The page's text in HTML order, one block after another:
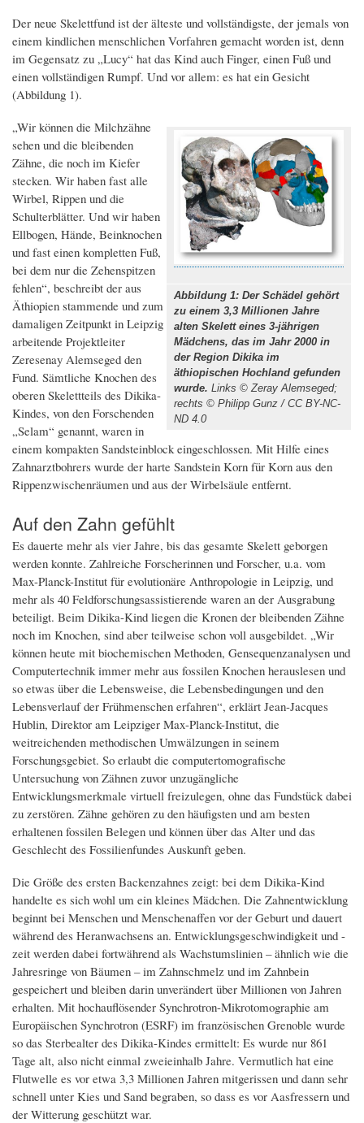
Der neue Skelettfund ist der älteste und vollständigste, der jemals von
einem kindlichen menschlichen Vorfahren gemacht worden ist, denn
im Gegensatz zu „Lucy“ hat das Kind auch Finger, einen Fuß und
einen vollständigen Rumpf. Und vor allem: es hat ein Gesicht
(Abbildung 1).
Abbildung 1: Der Schädel gehört
zu einem 3,3 Millionen Jahre
alten Skelett eines 3-jährigen
Mädchens, das im Jahr 2000 in
der Region Dikika im
äthiopischen Hochland gefunden
wurde. Links © Zeray Alemseged;
rechts © Philipp Gunz / CC BY-NC-
ND 4.0
„Wir können die Milchzähne
sehen und die bleibenden
Zähne, die noch im Kiefer
stecken. Wir haben fast alle
Wirbel, Rippen und die
Schulterblätter. Und wir haben
Ellbogen, Hände, Beinknochen
und fast einen kompletten Fuß,
bei dem nur die Zehenspitzen
fehlen“, beschreibt der aus
Äthiopien stammende und zum
damaligen Zeitpunkt in Leipzig
arbeitende Projektleiter
Zeresenay Alemseged den
Fund. Sämtliche Knochen des
oberen Skelettteils des Dikika-
Kindes, von den Forschenden
„Selam“ genannt, waren in
einem kompakten Sandsteinblock eingeschlossen. Mit Hilfe eines
Zahnarztbohrers wurde der harte Sandstein Korn für Korn aus den
Rippenzwischenräumen und aus der Wirbelsäule entfernt.
Auf den Zahn gefühlt
Es dauerte mehr als vier Jahre, bis das gesamte Skelett geborgen
werden konnte. Zahlreiche Forscherinnen und Forscher, u.a. vom
Max-Planck-Institut für evolutionäre Anthropologie in Leipzig, und
mehr als 40 Feldforschungsassistierende waren an der Ausgrabung
beteiligt. Beim Dikika-Kind liegen die Kronen der bleibenden Zähne
noch im Knochen, sind aber teilweise schon voll ausgebildet. „Wir
können heute mit biochemischen Methoden, Gensequenzanalysen und
Computertechnik immer mehr aus fossilen Knochen herauslesen und
so etwas über die Lebensweise, die Lebensbedingungen und den
Lebensverlauf der Frühmenschen erfahren“, erklärt Jean-Jacques
Hublin, Direktor am Leipziger Max-Planck-Institut, die
weitreichenden methodischen Umwälzungen in seinem
Forschungsgebiet. So erlaubt die computertomografische
Untersuchung von Zähnen zuvor unzugängliche
Entwicklungsmerkmale virtuell freizulegen, ohne das Fundstück dabei
zu zerstören. Zähne gehören zu den häufigsten und am besten
erhaltenen fossilen Belegen und können über das Alter und das
Geschlecht des Fossilienfundes Auskunft geben.
Die Größe des ersten Backenzahnes zeigt: bei dem Dikika-Kind
handelte es sich wohl um ein kleines Mädchen. Die Zahnentwicklung
beginnt bei Menschen und Menschenaffen vor der Geburt und dauert
während des Heranwachsens an. Entwicklungsgeschwindigkeit und -
zeit werden dabei fortwährend als Wachstumslinien – ähnlich wie die
Jahresringe von Bäumen – im Zahnschmelz und im Zahnbein
gespeichert und bleiben darin unverändert über Millionen von Jahren
erhalten. Mit hochauflösender Synchrotron-Mikrotomographie am
Europäischen Synchrotron (ESRF) im französischen Grenoble wurde
so das Sterbealter des Dikika-Kindes ermittelt: Es wurde nur 861
Tage alt, also nicht einmal zweieinhalb Jahre. Vermutlich hat eine
Flutwelle es vor etwa 3,3 Millionen Jahren mitgerissen und dann sehr
schnell unter Kies und Sand begraben, so dass es vor Aasfressern und
der Witterung geschützt war.